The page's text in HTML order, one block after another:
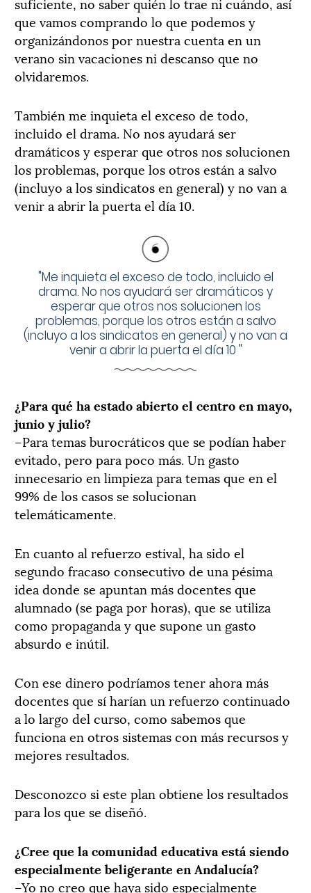
que vamos comprando lo que podemos y
organizándonos por nuestra cuenta en un
verano sin vacaciones ni descanso que no
olvidaremos.
También me inquieta el exceso de todo,
incluido el drama. No nos ayudará ser
dramáticos y esperar que otros nos solucionen
los problemas, porque los otros están a salvo
(incluyo a los sindicatos en general) y no van a
venir a abrir la puerta el día 10.
"Me inquieta el exceso de todo, incluido el
drama. No nos ayudará ser dramáticos y
esperar que otros nos solucionen los
problemas, porque los otros están a salvo
(incluyo a los sindicatos en general) y no van a
venir a abrir la puerta el día 10 "
¿Para qué ha estado abierto el centro en mayo,
junio y julio?
–Para temas burocráticos que se podían haber
evitado, pero para poco más. Un gasto
innecesario en limpieza para temas que en el
99% de los casos se solucionan
telemáticamente.
En cuanto al refuerzo estival, ha sido el
segundo fracaso consecutivo de una pésima
idea donde se apuntan más docentes que
alumnado (se paga por horas), que se utiliza
como propaganda y que supone un gasto
absurdo e inútil.
Con ese dinero podríamos tener ahora más
docentes que sí harían un refuerzo continuado
a lo largo del curso, como sabemos que
funciona en otros sistemas con más recursos y
mejores resultados.
Desconozco si este plan obtiene los resultados
para los que se diseñó.
¿Cree que la comunidad educativa está siendo
especialmente beligerante en Andalucía?
–Yo no creo que haya sido especialmente